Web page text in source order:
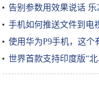
告别参数用效果说话 乐
手机如何推送文件到电
使用华为P9手机，这个
世界首款支持印度版“